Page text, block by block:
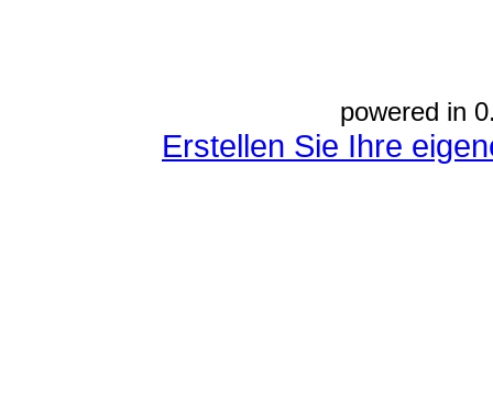
powered in
Erstellen Sie Ihre